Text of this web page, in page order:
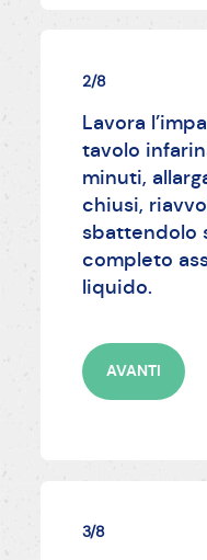
2/8
Lavora
tavolo
minuti,
chiusi,
sbattendolo
completo
liquido.
AVANTI
3/8